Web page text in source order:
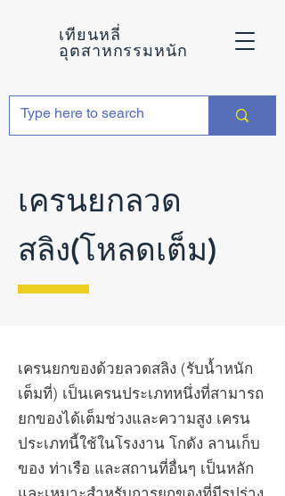
เทียนหลี่
อุตสาหกรรมหนัก
เครนยกลวด
สลิง(โหลดเต็ม)
เครนยกของด้วยลวดสลิง (รับน้ำหนัก
เต็มที่) เป็นเครนประเภทหนึ่งที่สามารถ
ยกของได้เต็มช่วงและความสูง เครน
ประเภทนี้ใช้ในโรงงาน โกดัง ลานเก็บ
ของ ท่าเรือ และสถานที่อื่นๆ เป็นหลัก